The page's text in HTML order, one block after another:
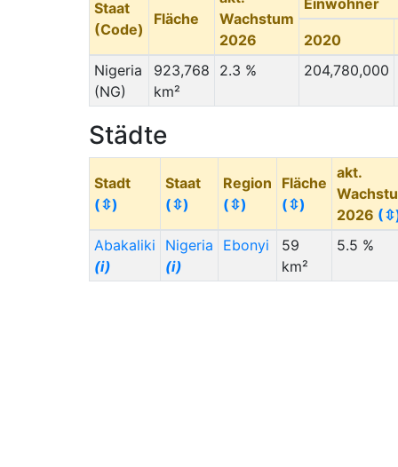
Staat
(Code)
Fläche
Wachstum
2026
Einwohner
2020
Nigeria
(NG)
923,768
km²
2.3 % 204,780,000
Städte
Stadt
(⇳)
Staat
(⇳)
Region
(⇳)
Fläche
(⇳)
akt.
2026
Abakaliki
(i)
Nigeria
(i)
Ebonyi
59
km²
5.5 %